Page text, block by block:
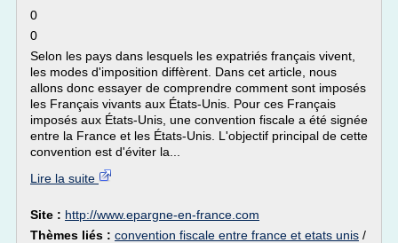
0
0
Selon les pays dans lesquels les expatriés français vivent,
les modes d'imposition diffèrent. Dans cet article, nous
allons donc essayer de comprendre comment sont imposés
les Français vivants aux États-Unis. Pour ces Français
imposés aux États-Unis, une convention fiscale a été signée
entre la France et les États-Unis. L'objectif principal de cette
convention est d'éviter la...
Lire la suite
Site : http://www.epargne-en-france.com
Thèmes liés : convention fiscale entre france et etats unis /